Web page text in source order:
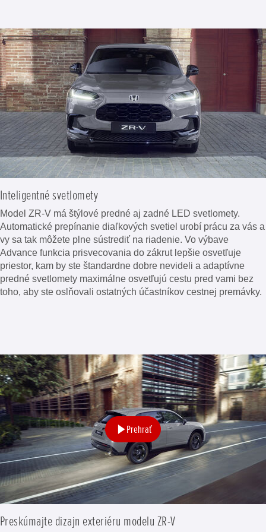
Inteligentné svetlomety
Model ZR-V má štýlové predné aj zadné LED svetlomety.
Automatické prepínanie diaľkových svetiel urobí prácu za vás a
vy sa tak môžete plne sústrediť na riadenie. Vo výbave
Advance funkcia prisvecovania do zákrut lepšie osvetľuje
priestor, kam by ste štandardne dobre nevideli a adaptívne
predné svetlomety maximálne osvetľujú cestu pred vami bez
toho, aby ste oslňovali ostatných účastníkov cestnej premávky.
Prehrať
Preskúmajte dizajn exteriéru modelu ZR-V